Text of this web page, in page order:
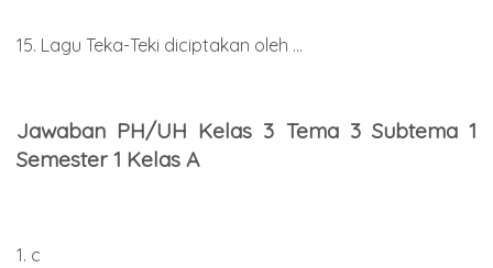
15. Lagu Teka-Teki diciptakan oleh ...
Jawaban PH/UH Kelas 3 Tema 3 Subtema 1
Semester 1 Kelas A
1. c